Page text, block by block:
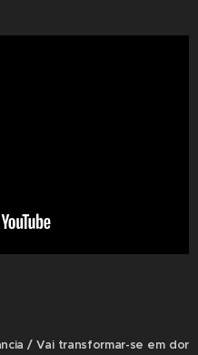
/ Vai transformar-se em dor